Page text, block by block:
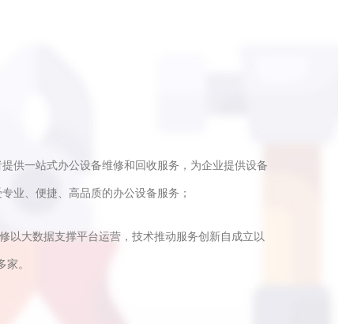
供一站式办公设备维修和回收服务，为企业提供设备
业、便捷、高品质的办公设备服务；
以大数据支撑平台运营，技术推动服务创新自成立以
。